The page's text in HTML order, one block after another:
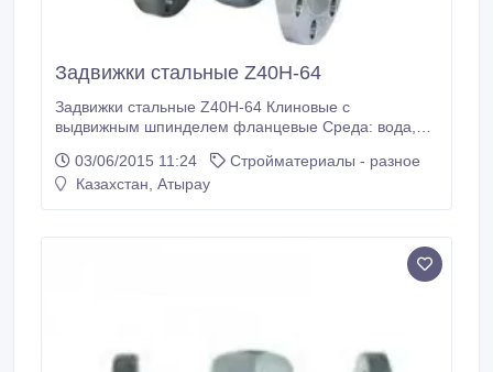
Задвижки стальные Z40Н-64
Задвижки стальные Z40Н-64 Клиновые с
выдвижным шпинделем фланцевые Среда: вода,
65 80 100 125 150 200 250 300.
03/06/2015 11:24
Стройматериалы - разное
Казахстан, Атырау